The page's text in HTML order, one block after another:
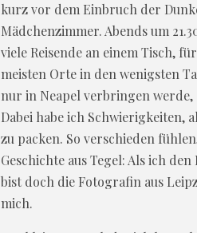
kurz vor dem Einbruch der
Mädchenzimmer. Abends um
viele Reisende an einem Tisch,
meisten Orte in den wenigsten
nur in Neapel verbringen werde,
Dabei habe ich Schwierigkeiten,
zu packen. So verschieden
Geschichte aus Tegel: Als ich
bist doch die Fotografin aus
mich.